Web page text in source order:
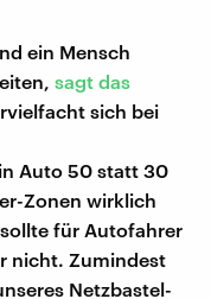
ein Mensch
sagt das
sich bei
Auto 50 statt 30
Zonen wirklich
für Autofahrer
nicht. Zumindest
Netzbastel-